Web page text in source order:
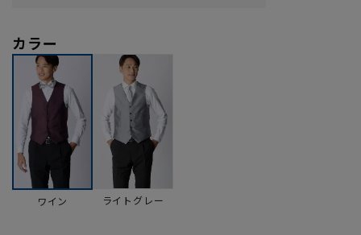
カラー
ワイン ライトグレー